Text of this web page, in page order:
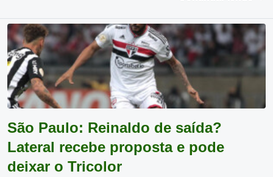
São Paulo: Reinaldo de saída?
Lateral recebe proposta e pode
deixar o Tricolor